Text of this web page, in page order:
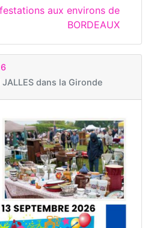
aux environs de
BORDEAUX
JALLES dans la Gironde